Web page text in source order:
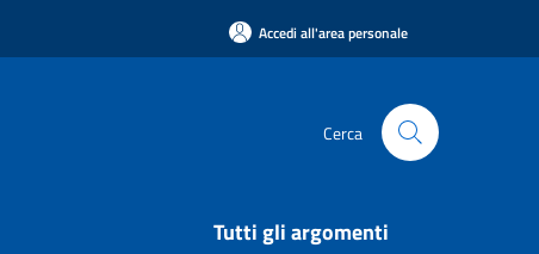
Accedi all'area personale
Cerca
Tutti gli argomenti